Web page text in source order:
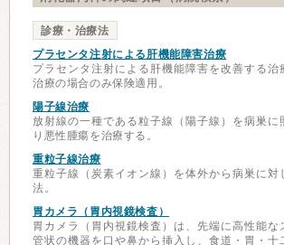
診療・治療法
プラセンタ注射による肝機能障害治療
プラセンタ注射による肝機能障害を改善する治
治療の場合のみ保険適用。
陽子線治療
放射線の一種である粒子線（陽子線）を病巣に
り悪性腫瘍を治療する。
重粒子線治療
重粒子線（炭素イオン線）を体外から病巣に対
法。
胃カメラ（胃内視鏡検査）
胃カメラ（胃内視鏡検査）は、先端に高性能な
管状の機器を口や鼻から挿入し、食道・胃・十